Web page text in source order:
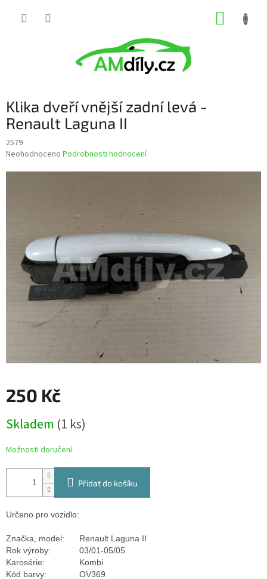
Klika dveří vnější zadní levá -
Renault Laguna II
2579
Průměrné
Neohodnoceno Podrobnosti hodnocení
250 Kč
cena:
Skladem (1 ks)
Možnosti doručení
Přidat do košíku
Určeno pro vozidlo:
Značka, model:
Renault Laguna II
Rok výroby:
03/01-05/05
Karosérie:
Kombi
Kód barvy:
OV369